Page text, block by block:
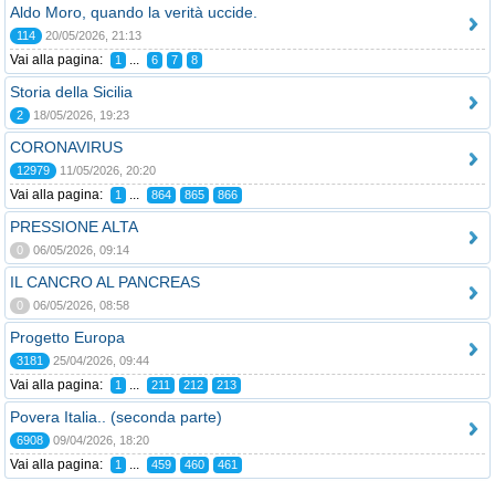
Aldo Moro, quando la verità uccide.
114 20/05/2026, 21:13
Vai alla pagina: 1 ... 6 7 8
Storia della Sicilia
2 18/05/2026, 19:23
CORONAVIRUS
12979 11/05/2026, 20:20
Vai alla pagina: 1 ... 864 865 866
PRESSIONE ALTA
0 06/05/2026, 09:14
IL CANCRO AL PANCREAS
0 06/05/2026, 08:58
Progetto Europa
3181 25/04/2026, 09:44
Vai alla pagina: 1 ... 211 212 213
Povera Italia.. (seconda parte)
6908 09/04/2026, 18:20
Vai alla pagina: 1 ... 459 460 461